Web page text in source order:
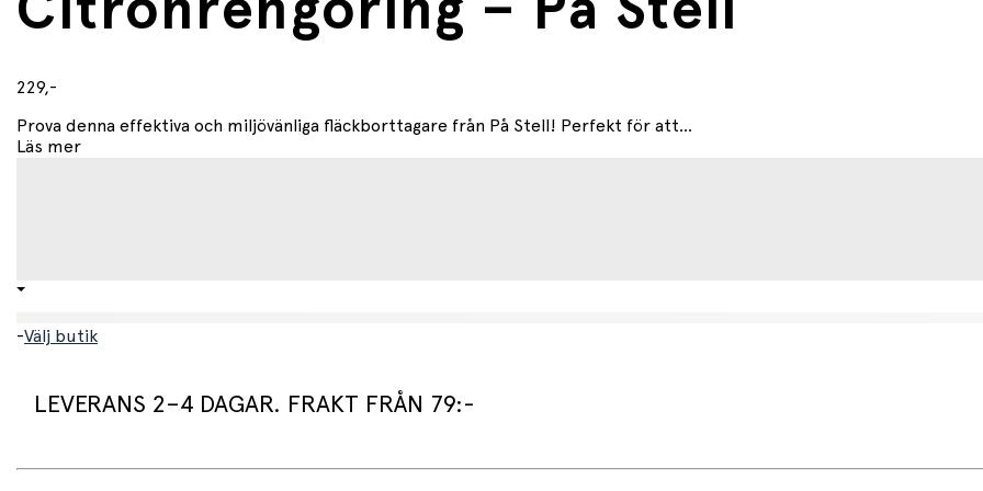
229,-
Prova denna effektiva och miljövänliga fläckborttagare från På Stell! Perfekt för att...
Läs mer
-Välj butik
LEVERANS 2–4 DAGAR. FRAKT FRÅN 79:-